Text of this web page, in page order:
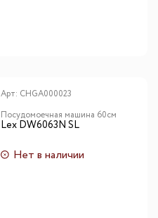
Арт: CHGA000023
Посудомоечная машина 60см
Lex DW6063N SL
Нет в наличии